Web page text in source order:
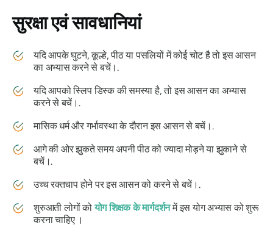
सुरक्षा एवं सावधानियां
यदि आपके घुटने, कूल्हे, पीठ या पसलियों में कोई चोट है तो इस आसन
का अभ्यास करने से बचें।.
यदि आपको स्लिप डिस्क की समस्या है, तो इस आसन का अभ्यास
करने से बचें।.
मासिक धर्म और गर्भावस्था के दौरान इस आसन से बचें।.
आगे की ओर झुकते समय अपनी पीठ को ज्यादा मोड़ने या झुकाने से
बचें।.
उच्च रक्तचाप होने पर इस आसन को करने से बचें।.
शुरुआती लोगों कोयोग शिक्षक के मार्गदर्शनमें इस योग अभ्यास को शुरू
करना चाहिए ।